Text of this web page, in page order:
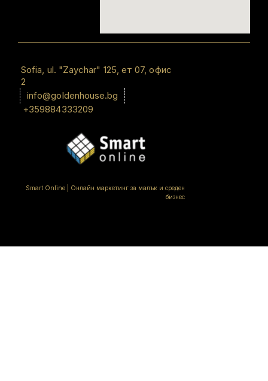
Sofiа, ul. "Zaychar" 125, ет 07, офис
2
info@goldenhouse.bg
+359884333209
Smart Online | Онлайн маркетинг за малък и среден
бизнес